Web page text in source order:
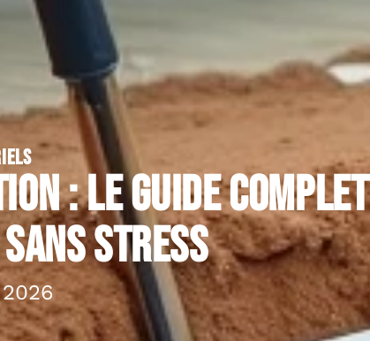
: le guide complet
stress